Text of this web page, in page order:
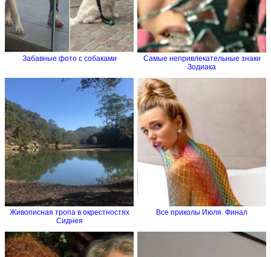
Забавные фото с собаками
Самые непривлекательные знаки
Зодиака
Живописная тропа в окрестностях
Сиднея
Все приколы Июля. Финал